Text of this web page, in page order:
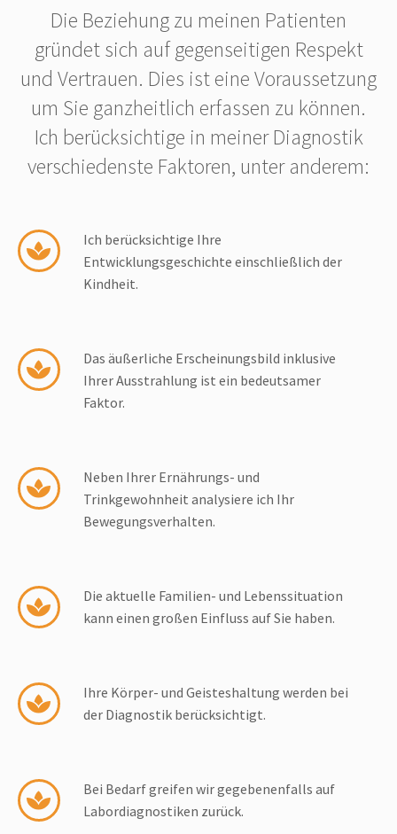
Die Beziehung zu meinen Patienten
gründet sich auf gegenseitigen Respekt
und Vertrauen. Dies ist eine Voraussetzung
um Sie ganzheitlich erfassen zu können.
Ich berücksichtige in meiner Diagnostik
verschiedenste Faktoren, unter anderem:
Ich berücksichtige Ihre
Entwicklungsgeschichte einschließlich der
Kindheit.
Das äußerliche Erscheinungsbild inklusive
Ihrer Ausstrahlung ist ein bedeutsamer
Faktor.
Neben Ihrer Ernährungs- und
Trinkgewohnheit analysiere ich Ihr
Bewegungsverhalten.
Die aktuelle Familien- und Lebenssituation
kann einen großen Einfluss auf Sie haben.
Ihre Körper- und Geisteshaltung werden bei
der Diagnostik berücksichtigt.
Bei Bedarf greifen wir gegebenenfalls auf
Labor­diagnostiken zurück.